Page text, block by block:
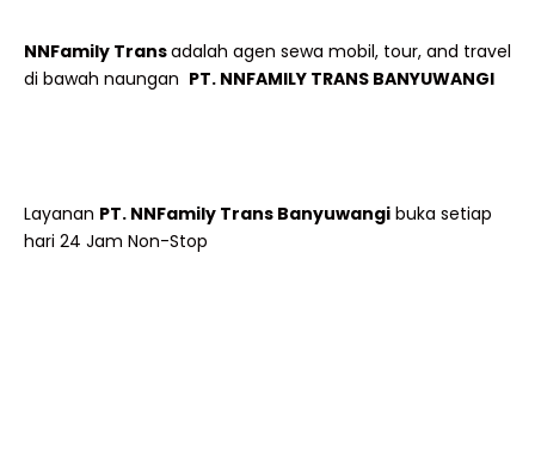
NNFamily Transadalah agen sewa mobil, tour, and travel
di bawah naungan PT. NNFAMILY TRANS BANYUWANGI
Layanan PT. NNFamily Trans Banyuwangi buka setiap
hari 24 Jam Non-Stop